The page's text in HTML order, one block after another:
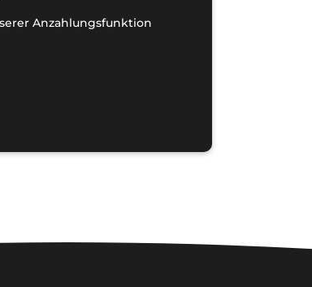
Anzahlungsfunktion